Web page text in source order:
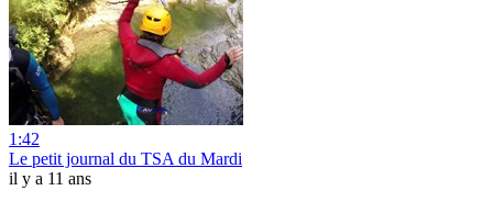
1:42
Le petit journal du TSA du Mardi
il y a 11 ans